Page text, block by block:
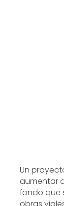
Un
aumentar
fondo que